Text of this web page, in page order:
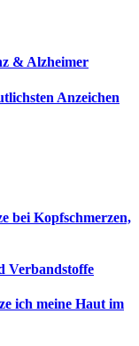
& Alzheimer
Anzeichen
bei Kopfschmerzen,
Verbandstoffe
ich meine Haut im